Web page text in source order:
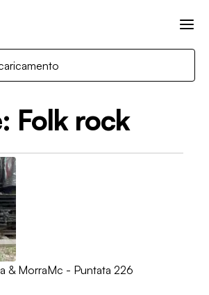
Folk rock
& MorraMc - Puntata 226